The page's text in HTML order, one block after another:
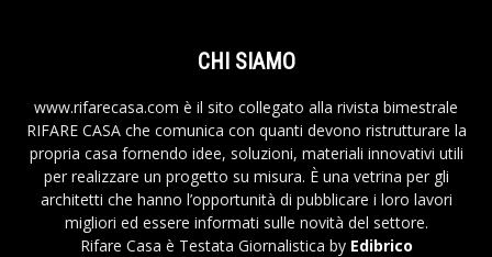
CHI SIAMO
www.rifarecasa.com è il sito collegato alla rivista bimestrale
RIFARE CASA che comunica con quanti devono ristrutturare la
propria casa fornendo idee, soluzioni, materiali innovativi utili
per realizzare un progetto su misura. È una vetrina per gli
architetti che hanno l’opportunità di pubblicare i loro lavori
migliori ed essere informati sulle novità del settore.
Rifare Casa è Testata Giornalistica by Edibrico